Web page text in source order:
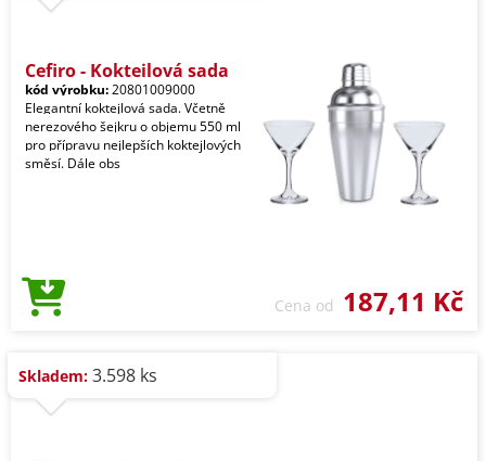
Cefiro - Koktejlová sada
kód výrobku:20801009000
Elegantní koktejlová sada. Včetně
nerezového šejkru o objemu 550 ml
pro přípravu nejlepších koktejlových
směsí. Dále obs
Cena od 187,11 Kč
Skladem: 3.598 ks